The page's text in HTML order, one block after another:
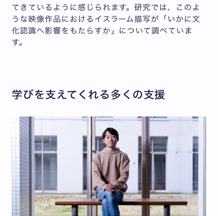
てきているように感じられます。研究では、このよ
うな映像作品におけるイスラーム描写が「いかに文
化認識へ影響をもたらすか」について調べていま
す。
学びを支えてくれる多くの支援